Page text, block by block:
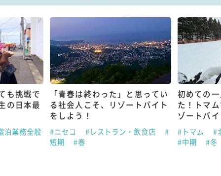
も挑戦で
の日本最
泊業務全般
「青春は終わった」と思ってい
る社会人こそ、リゾートバイト
をしよう！
#ニセコ #レストラン・飲食店
#
短期
#春
初めての
た！トマ
ゾートバ
#トマム
#
#中期
#冬